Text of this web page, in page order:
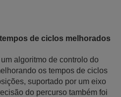
de ciclos melhorados
algoritmo de controlo do
os tempos de ciclos
suportado por um eixo
do percurso também foi